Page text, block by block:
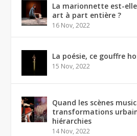
La marionnette est-
art à part entière ?
16 Nov, 2022
La poésie, ce gouffre
15 Nov, 2022
Quand les scènes
transformations
hiérarchies
14 Nov, 2022